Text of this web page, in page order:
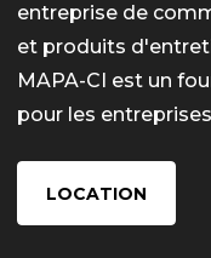
entreprise de
et produits
MAPA-CI est un
pour les
LOCATION